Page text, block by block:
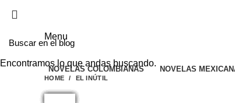
Menu
NOVELAS COLOMBIANAS NOVELAS
HOME EL INÚTIL
Encontramos lo que andas buscando.